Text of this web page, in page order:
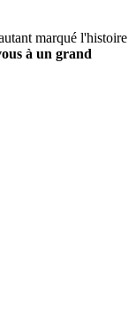
marqué l'histoire
à un grand